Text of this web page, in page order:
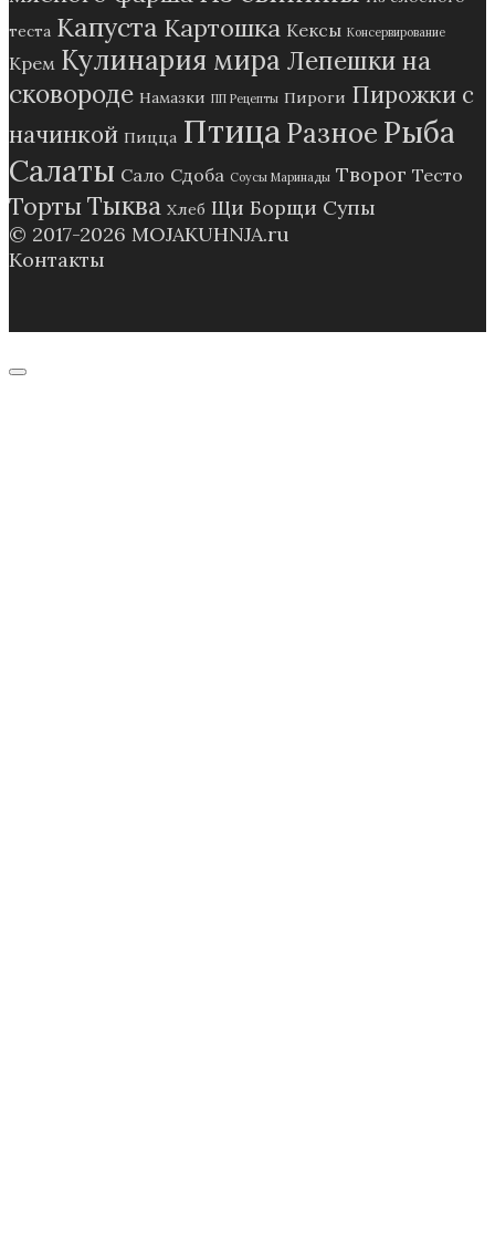
теста Капуста Картошка Кексы Консервирование
Крем Кулинария мира Лепешки на
сковороде Намазки ПП Рецепты Пироги Пирожки с
начинкой Пицца ПтицаРазное Рыба
Салаты Сало Сдоба Соусы Маринады Творог Тесто
ТортыТыква Хлеб Щи Борщи Супы
© 2017-2026 MOJAKUHNJA.ru
Контакты